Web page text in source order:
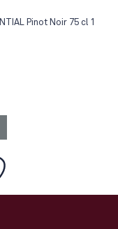
Pinot Noir 75 cl 1